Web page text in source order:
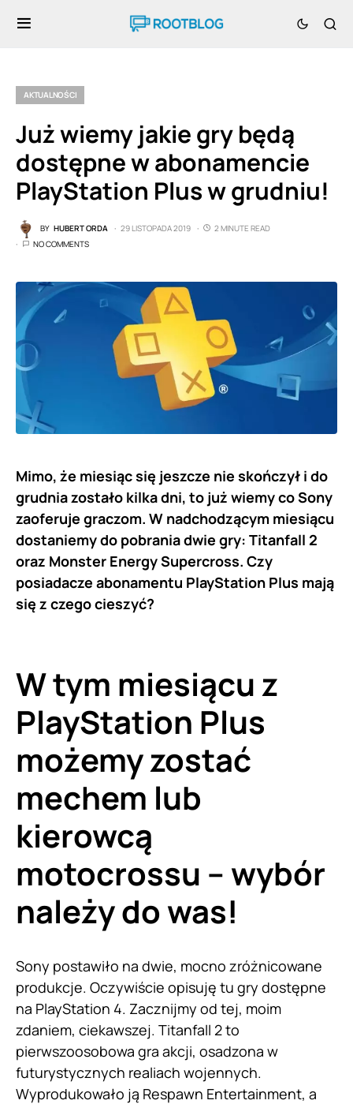
AKTUALNOŚCI
Już wiemy jakie gry będą
dostępne w abonamencie
PlayStation Plus w grudniu!
BY HUBERT ORDA 29 LISTOPADA 2019
2 MINUTE READ
NO COMMENTS
Mimo, że miesiąc się jeszcze nie skończył i do
grudnia zostało kilka dni, to już wiemy co Sony
zaoferuje graczom. W nadchodzącym miesiącu
dostaniemy do pobrania dwie gry: Titanfall 2
oraz Monster Energy Supercross. Czy
posiadacze abonamentu PlayStation Plus mają
się z czego cieszyć?
W tym miesiącu z
PlayStation Plus
możemy zostać
mechem lub
kierowcą
motocrossu – wybór
należy do was!
Sony postawiło na dwie, mocno zróżnicowane
produkcje. Oczywiście opisuję tu gry dostępne
na PlayStation 4. Zacznijmy od tej, moim
zdaniem, ciekawszej. Titanfall 2 to
pierwszoosobowa gra akcji, osadzona w
futurystycznych realiach wojennych.
Wyprodukowało ją Respawn Entertainment, a